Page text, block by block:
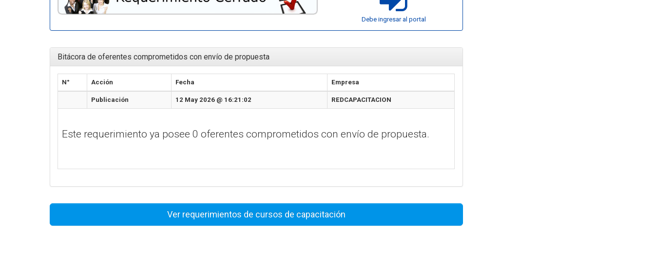
Debe ingresar al portal
Bitácora de oferentes comprometidos con envío de propuesta
N° Acción Fecha Empresa
Publicación 12 May 2026 @ 16:21:02 REDCAPACITACION
Este requerimiento ya posee 0 oferentes comprometidos con envío de propuesta.
Ver requerimientos de cursos de capacitación